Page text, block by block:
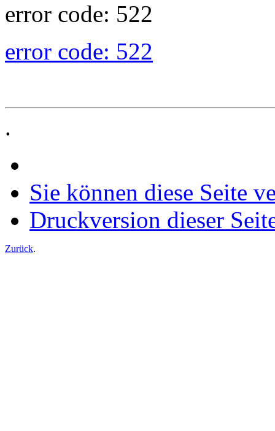
error code: 522
error code: 522
.
Sie können diese Seite
Druckversion dieser
Zurück.